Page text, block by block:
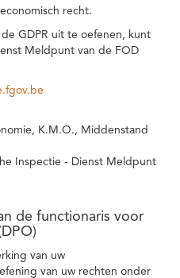
recht.
GDPR uit te oefenen, kunt
Meldpunt van de FOD
K.M.O., Middenstand
Inspectie - Dienst Meldpunt
de functionaris voor
van uw
van uw rechten onder